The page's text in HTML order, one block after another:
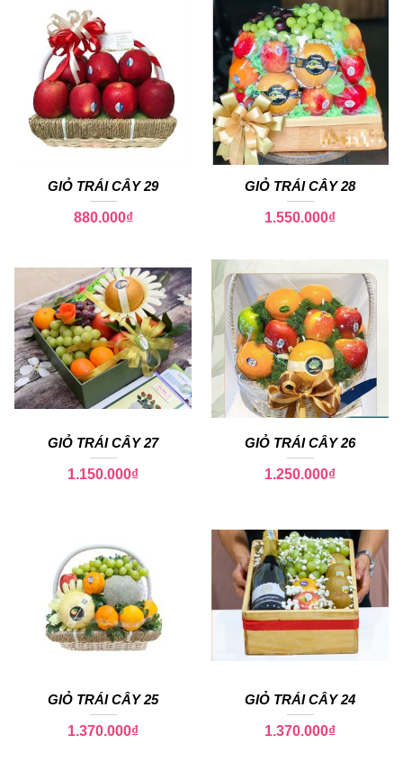
GIỎ TRÁI CÂY 29
880.000₫
GIỎ TRÁI CÂY 28
1.550.000₫
GIỎ TRÁI CÂY 27
1.150.000₫
GIỎ TRÁI CÂY 26
1.250.000₫
GIỎ TRÁI CÂY 25
1.370.000₫
GIỎ TRÁI CÂY 24
1.370.000₫